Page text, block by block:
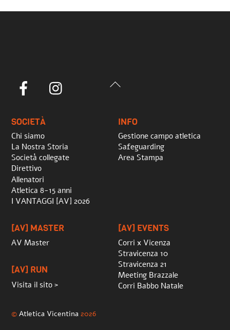
Back
Facebook
SOCIETÀ
Chi siamo
La Nostra Storia
Società collegate
Direttivo
Allenatori
Atletica 8-15 anni
I VANTAGGI [AV] 2026
INFO
Gestione campo atletica
Safeguarding
Area Stampa
[AV] MASTER
AV Master
[AV] RUN
Visita il sito >
[AV] EVENTS
Corri x Vicenza
Stravicenza 10
Stravicenza 21
Meeting Brazzale
Corri Babbo Natale
©Atletica Vicentina 2026